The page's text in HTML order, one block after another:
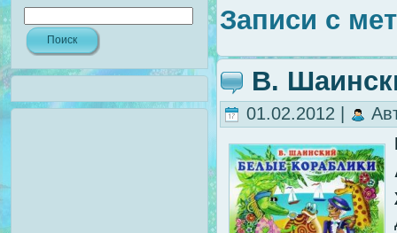
Записи с
В.
01.02.2012 |